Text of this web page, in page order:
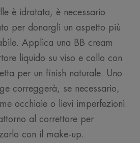
è idratata, è necessario
per donargli un aspetto più
Applica una BB cream
liquido su viso e collo con
per un finish naturale. Uno
correggerà, se necessario,
occhiaie o lievi imperfezioni.
al correttore per
con il make-up.